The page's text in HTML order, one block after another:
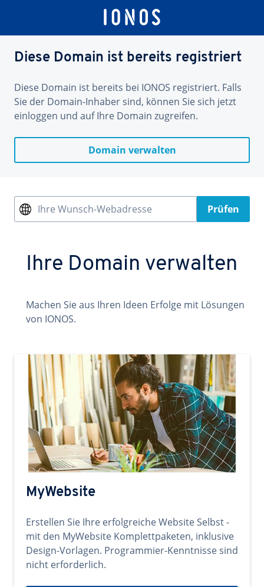
Diese Domain ist bereits registriert
Diese Domain ist bereits bei IONOS registriert. Falls
Sie der Domain-Inhaber sind, können Sie sich jetzt
einloggen und auf Ihre Domain zugreifen.
Domain verwalten
Ihre Wunsch-Webadresse Prüfen
Ihre Domain verwalten
Machen Sie aus Ihren Ideen Erfolge mit Lösungen
von IONOS.
MyWebsite
Erstellen Sie Ihre erfolgreiche Website Selbst -
mit den MyWebsite Komplettpaketen, inklusive
Design-Vorlagen. Programmier-Kenntnisse sind
nicht erforderlich.